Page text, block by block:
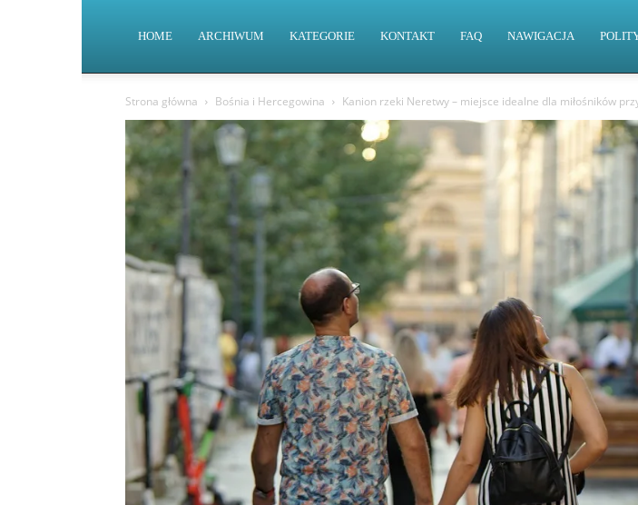
HOME ARCHIWUM KATEGORIE KONTAKT FAQ NAWIGACJA
Strona główna Bośnia i Hercegowina Kanion rzeki Neretwy – miejsce idealne dla miłośników